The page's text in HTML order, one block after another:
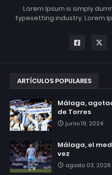
Lorem Ipsum is simply
typesetting industry. Lorem
ARTÍCULOS POPULARES
Málaga,
de Torres
junio 19, 2024
Málaga, el
vez
agosto 03, 2026